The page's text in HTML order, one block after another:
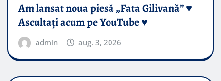
Am lansat noua piesă „Fata Gilivană” ♥️
Ascultați acum pe YouTube ♥️
admin aug. 3, 2026